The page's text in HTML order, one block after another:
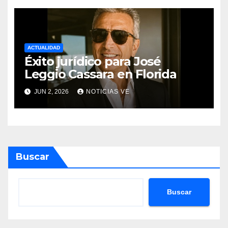
ACTUALIDAD
Éxito jurídico para José
Leggio Cassara en Florida
JUN 2, 2026 NOTICIAS VE
Buscar
Buscar